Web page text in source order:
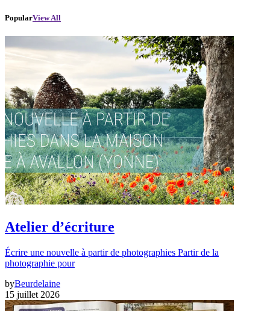
PopularView All
Atelier d’écriture
Écrire une nouvelle à partir de photographies Partir de la
photographie pour
byBeurdelaine
15 juillet 2026